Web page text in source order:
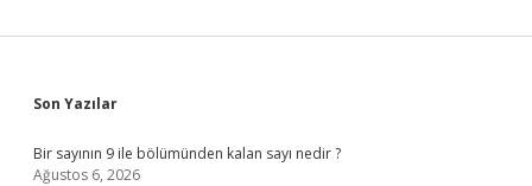
Sidebar
Son Yazılar
Bir sayının 9 ile bölümünden kalan sayı nedir ?
Ağustos 6, 2026